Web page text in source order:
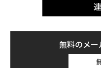
無料のメ